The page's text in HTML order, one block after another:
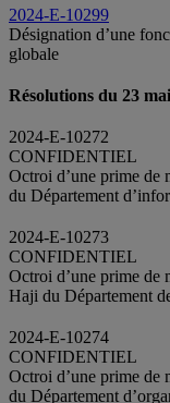
2024-E-10299
Désignation d’une
globale
Résolutions du 23
2024-E-10272
CONFIDENTIEL
Octroi d’une prime de
du Département
2024-E-10273
CONFIDENTIEL
Octroi d’une prime de
Haji du Département
2024-E-10274
CONFIDENTIEL
Octroi d’une prime de
du Département